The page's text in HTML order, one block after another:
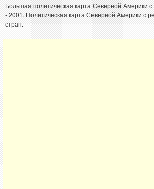
Большая политическая карта Северной Америки
- 2001. Политическая карта Северной Америки с
стран.